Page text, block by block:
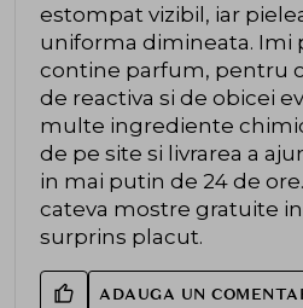
estompat vizibil, iar
uniforma dimineata. Imi
contine parfum, pentru
de reactiva si de obicei
multe ingrediente
de pe site si livrarea a
in mai putin de 24 de
cateva mostre gratuite
surprins placut.
ADAUGA UN